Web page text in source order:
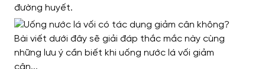
đường huyết.